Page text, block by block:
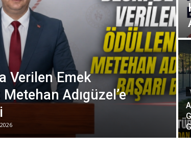
Verilen Emek
Adıgüzel’e